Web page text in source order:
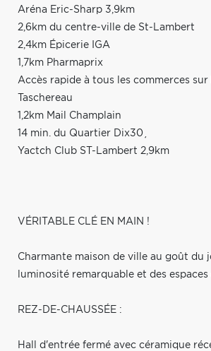
Aréna Eric-Sharp 3,9km
2,6km du centre-ville de St-Lambert
2,4km Épicerie IGA
1,7km Pharmaprix
Accès rapide à tous les commerces sur
Taschereau
1,2km Mail Champlain
14 min. du Quartier Dix30¸
Yactch Club ST-Lambert 2,9km
VÉRITABLE CLÉ EN MAIN !
Charmante maison de ville au goût du
luminosité remarquable et des
REZ-DE-CHAUSSÉE :
Hall d'entrée fermé avec céramique